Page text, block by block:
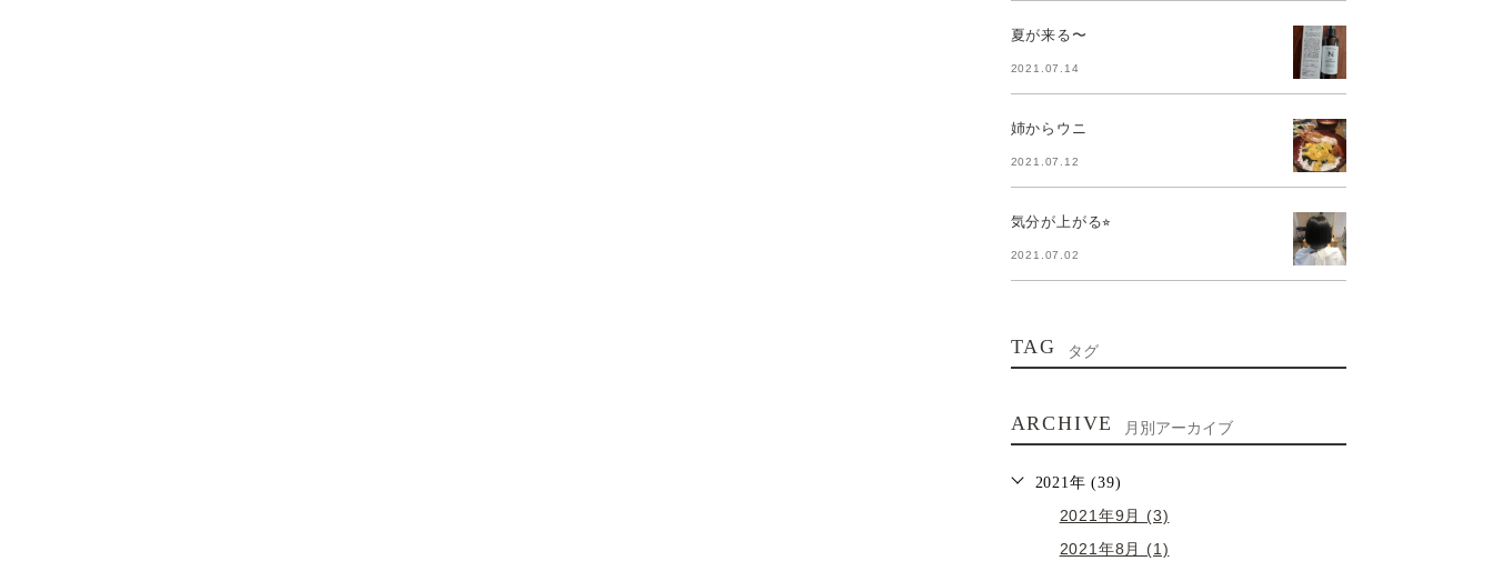
夏が来る〜
2021.07.14
姉からウニ
2021.07.12
気分が上がる⭐︎
2021.07.02
TAG タグ
ARCHIVE 月別アーカイブ
2021年 (39)
2021年9月 (3)
2021年8月 (1)